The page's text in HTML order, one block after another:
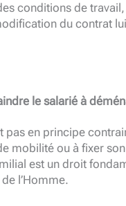
conditions de
du contrat
le salarié à
pas en principe
mobilité ou à fixer
est un droit
l’Homme.